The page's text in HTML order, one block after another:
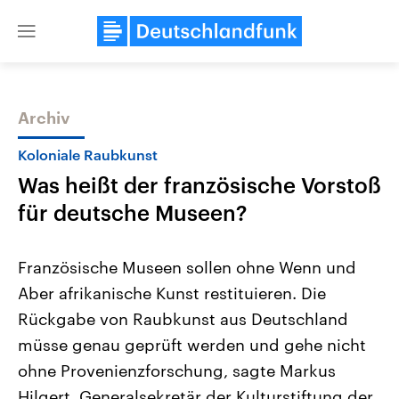
Close
Themen
Landtagswahl Sachsen-Anhalt
2026
Alle Informationen
Sachsen-Anhalt wählt am 6.
September 2026 einen neuen
Landtag. Seit 2021 wird das
Bundesland von einer Koalition aus
USA
Aktuelle Beiträge,
Hintergründe
Wirtschaftlich und
gehören die Vereinigten
den mächtigsten Ländern
mit großem Einfluss auf
Archiv
Koloniale Raubkunst
Was heißt der französische Vorstoß
für deutsche Museen?
Französische Museen sollen ohne Wenn und
Aber afrikanische Kunst restituieren. Die
Rückgabe von Raubkunst aus Deutschland
müsse genau geprüft werden und gehe nicht
ohne Provenienzforschung, sagte Markus